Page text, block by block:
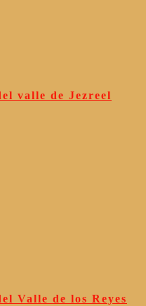
valle de Jezreel
Valle de los Reyes